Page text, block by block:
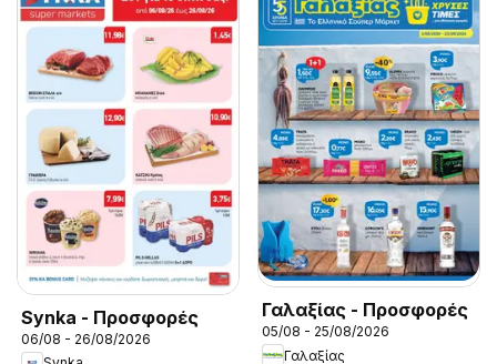
Synka - Προσφορές
06/08 - 26/08/2026
Γαλαξίας - Προσφορές
05/08 - 25/08/2026
Γαλαξίας